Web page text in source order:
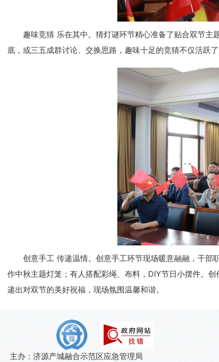
趣味竞猜 乐在其中。 猜灯谜环节精心准备了贴合双节主
底，或三五成群讨论、交换思路，趣味十足的竞猜不仅活跃
创意手工 传递温情。 创意手工环节现场暖意融融，干部
作中秋主题灯笼；有人搭配彩绳、布料， DIY节日小摆件。
递出对双节的美好祝福，现场氛围温馨和谐。
主办：济源产城融合示范区应急管理局